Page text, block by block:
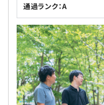
通過ランク：A